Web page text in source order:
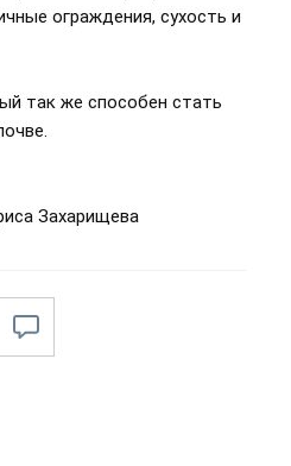
ограждения, сухость и
так же способен стать
Захарищева